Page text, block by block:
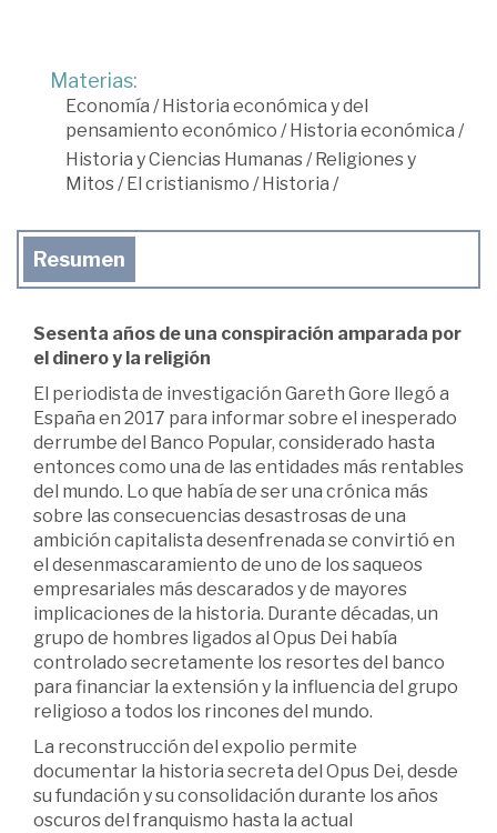
Materias:
Economía /Historia económica y del
pensamiento económico /Historia económica /
Historia y Ciencias Humanas /Religiones y
Mitos /El cristianismo /Historia /
Resumen
Sesenta años de una conspiración amparada por
el dinero y la religión
El periodista de investigación Gareth Gore llegó a
España en 2017 para informar sobre el inesperado
derrumbe del Banco Popular, considerado hasta
entonces como una de las entidades más rentables
del mundo. Lo que había de ser una crónica más
sobre las consecuencias desastrosas de una
ambición capitalista desenfrenada se convirtió en
el desenmascaramiento de uno de los saqueos
empresariales más descarados y de mayores
implicaciones de la historia. Durante décadas, un
grupo de hombres ligados al Opus Dei había
controlado secretamente los resortes del banco
para financiar la extensión y la influencia del grupo
religioso a todos los rincones del mundo.
La reconstrucción del expolio permite
documentar la historia secreta del Opus Dei, desde
su fundación y su consolidación durante los años
oscuros del franquismo hasta la actual